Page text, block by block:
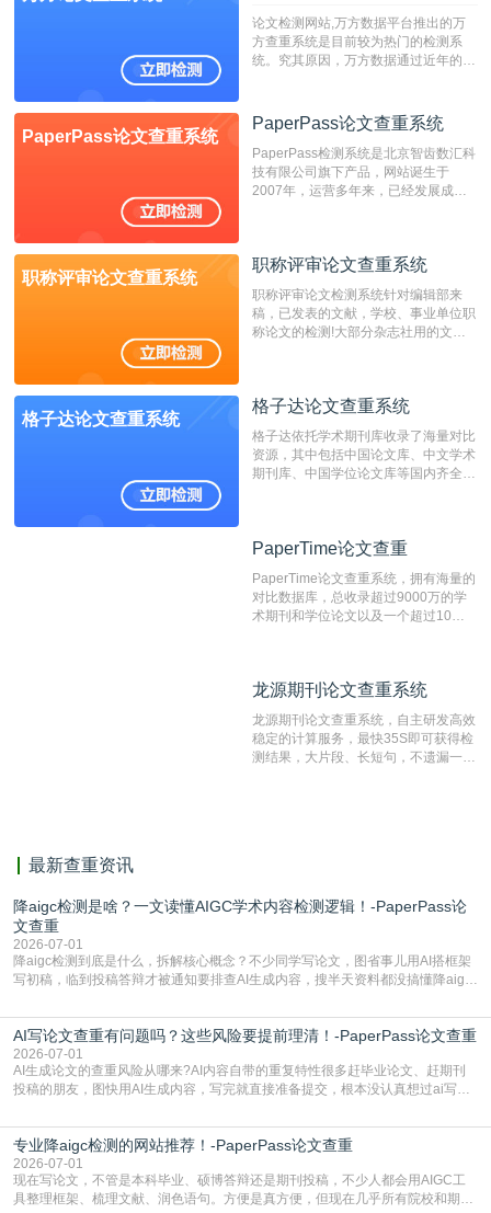
论文检测网站,万方数据平台推出的万
方查重系统是目前较为热门的检测系
统。究其原因，万方数据通过近年的发
检测系统，其真实性和权威性无可厚
非。其次，相对于知网而言，万方检测
费用少，上手容易，是学生初次论文查
重的推荐系统。
PaperPass论文查重系统
PaperPass论文查重系统
PaperPass检测系统是北京智齿数汇科
技有限公司旗下产品，网站诞生于
2007年，运营多年来，已经发展成为
检测速度快、精度高，市场反映良好。
职称评审论文查重系统
职称评审论文查重系统
职称评审论文检测系统针对编辑部来
稿，已发表的文献，学校、事业单位职
称论文的检测!大部分杂志社用的文献
编辑部检测来稿和已发表的文献,检测
测时注意填写第一作者,才能排除已发
表文献复制比。（限制字符数1万）
格子达论文查重系统
格子达论文查重系统
格子达依托学术期刊库收录了海量对比
资源，其中包括中国论文库、中文学术
期刊库、中国学位论文库等国内齐全的
系统，可检测中文、英文两种语言的论
PaperTime论文查重
PaperTime论文查重系统，拥有海量的
对比数据库，总收录超过9000万的学
术期刊和学位论文以及一个超过10亿
对，利用指纹索引快速而精准地在云检
有相似的片段，该项技术检测速度快、
准确率高，市场反映良好。
龙源期刊论文查重系统
龙源期刊论文查重系统，自主研发高效
稳定的计算服务，最快35S即可获得检
测结果，大片段、长短句，不遗漏一处
最新查重资讯
降aigc检测是啥？一文读懂AIGC学术内容检测逻辑！-PaperPass论
文查重
2026-07-01
降aigc检测到底是什么，拆解核心概念？不少同学写论文，图省事儿用AI搭框架
写初稿，临到投稿答辩才被通知要排查AI生成内容，搜半天资料都没搞懂降aigc
怕是已经入行的科研人员，不少人也搞不清降aigc检测是啥，对相关要求摸不
准。其实，降aigc检测是伴随AIGC工具在学术领域普及诞生的新需求，核心是为
了满足现在高校、期刊对AI生
AI写论文查重有问题吗？这些风险要提前理清！-PaperPass论文查重
2026-07-01
AI生成论文的查重风险从哪来?AI内容自带的重复特性很多赶毕业论文、赶期刊
投稿的朋友，图快用AI生成内容，写完就直接准备提交，根本没认真想过ai写论
自带不可忽视的查重风险。AI训练依赖海量公开的文本数据，生成内容本质是基
于训练数据的概率拼接，不是从零开始的原创创作。生成过程中，很容易复用已
有的高频公共表述，甚至直接拼接已经公开
专业降aigc检测的网站推荐！-PaperPass论文查重
2026-07-01
现在写论文，不管是本科毕业、硕博答辩还是期刊投稿，不少人都会用AIGC工
具整理框架、梳理文献、润色语句。方便是真方便，但现在几乎所有院校和期刊